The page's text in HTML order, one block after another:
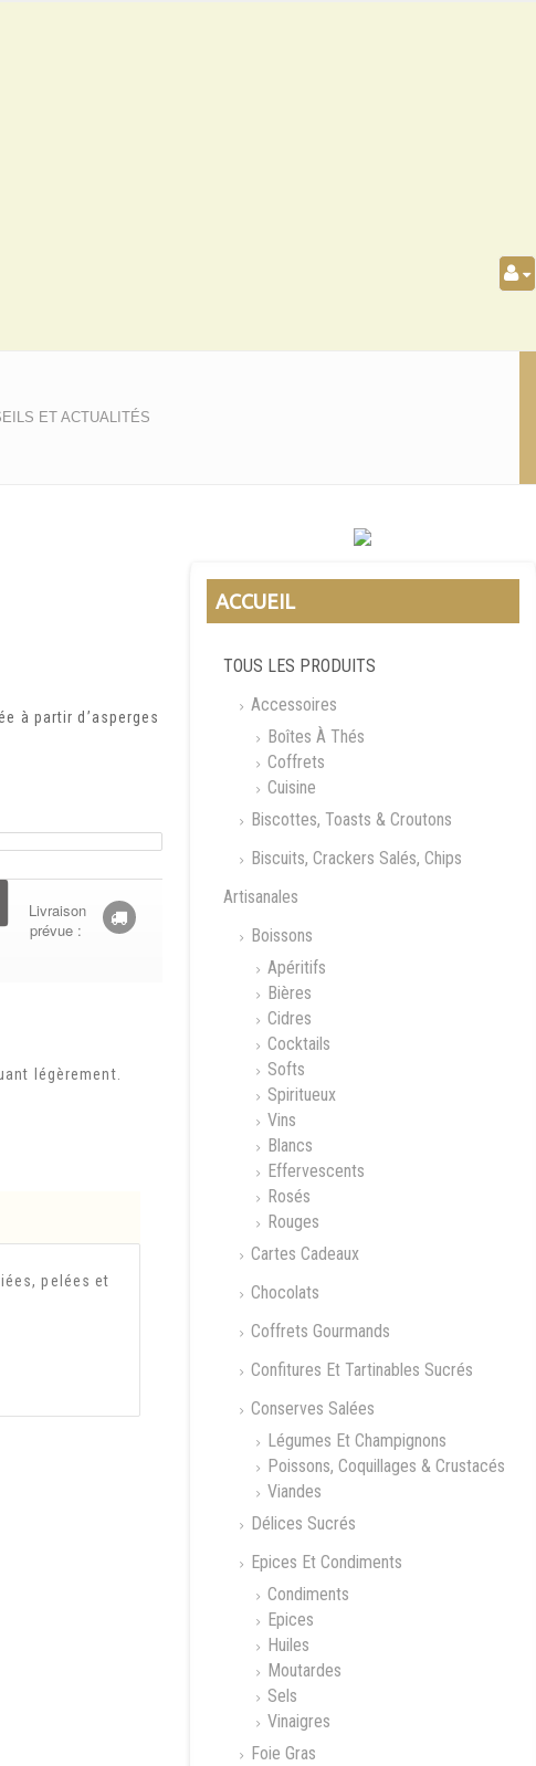
ET ACTUALITÉS
à partir d’asperges
Livraison
prévue :
légèrement.
pelées et
Rhum Blanc Moon
ACCUEIL
TOUS LES PRODUITS
Accessoires
Boîtes À Thés
Coffrets
Cuisine
Biscottes, Toasts & Croutons
Biscuits, Crackers Salés, Chips
Artisanales
Boissons
Apéritifs
Bières
Cidres
Cocktails
Softs
Spiritueux
Vins
Blancs
Effervescents
Rosés
Rouges
Cartes Cadeaux
Chocolats
Coffrets Gourmands
Confitures Et Tartinables Sucrés
Conserves Salées
Légumes Et Champignons
Poissons, Coquillages & Crustacés
Viandes
Délices Sucrés
Epices Et Condiments
Condiments
Epices
Huiles
Moutardes
Sels
Vinaigres
Foie Gras